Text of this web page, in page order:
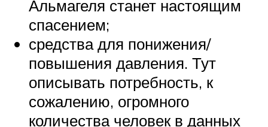
Альмагеля станет настоящим
спасением;
средства для понижения/
повышения давления. Тут
описывать потребность, к
сожалению, огромного
количества человек в данных